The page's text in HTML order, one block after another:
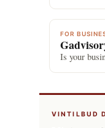
FOR
Is your
VINTILBUD